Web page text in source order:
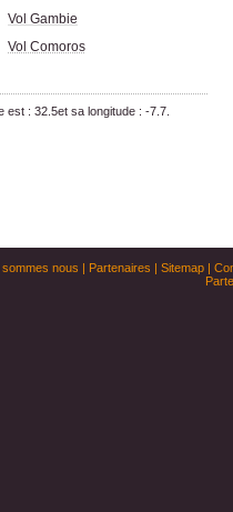
Vol Gambie
Vol Comoros
est : 32.5et sa longitude : -7.7.
sommes nous | Partenaires | Sitemap|